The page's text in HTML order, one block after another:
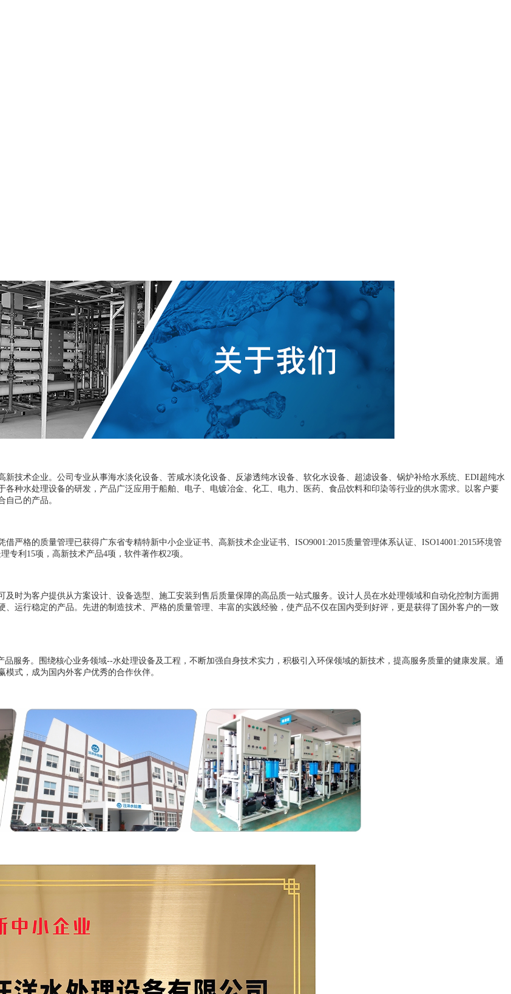
新技术企业。公司专业从事海水淡化设备、苦咸水淡化设备、反渗透纯水设备、软化水设备、超滤设备、锅炉补给水系统、EDI超纯水
种水处理设备的研发，产品广泛应用于船舶、电子、电镀冶金、化工、电力、医药、食品饮料和印染等行业的供水需求。以客户要
己的产品。
严格的质量管理已获得广东省专精特新中小企业证书、高新技术企业证书、ISO9001:2015质量管理体系认证、ISO14001:2015环境管
专利15项，高新技术产品4项，软件著作权2项。
时为客户提供从方案设计、设备选型、施工安装到售后质量保障的高品质一站式服务。设计人员在水处理领域和自动化控制方面拥
运行稳定的产品。先进的制造技术、严格的质量管理、丰富的实践经验，使产品不仅在国内受到好评，更是获得了国外客户的一致
服务。围绕核心业务领域--水处理设备及工程，不断加强自身技术实力，积极引入环保领域的新技术，提高服务质量的健康发展。通
式，成为国内外客户优秀的合作伙伴。